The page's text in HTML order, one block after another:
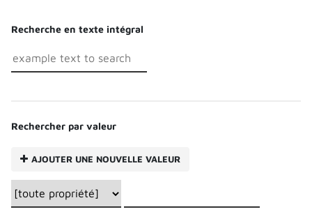
Recherche en texte intégral
Rechercher par valeur
AJOUTER UNE NOUVELLE VALEUR